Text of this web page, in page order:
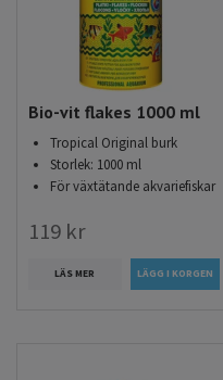
Bio-vit flakes 1000 ml
Tropical Original burk
Storlek: 1000 ml
För växtätande akvariefiskar
119 kr
LÄS MER